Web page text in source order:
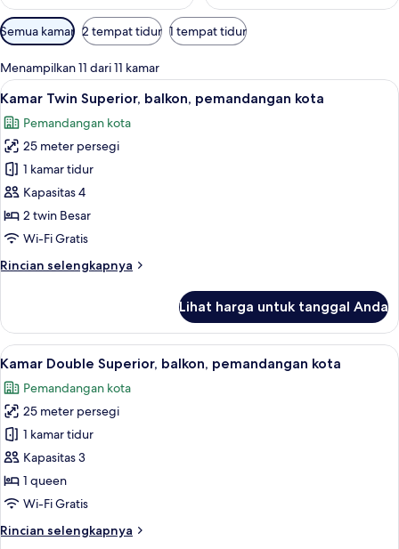
Filter
tersedia
untuk
kamar
Semua kamar 2 tempat tidur 1 tempat tidur
Menampilkan 11 dari 11 kamar
Lihat
semua
foto
untuk
Kamar
Twin
Superior,
balkon,
kota
Kamar Twin Superior, balkon,
9
Kamar Twin Superior, balkon, pemandangan kota
Pemandangan kota
25 meter persegi
1 kamar tidur
Kapasitas 4
2 twin Besar
Wi-Fi Gratis
Rincian selengkapnya
Rincian
Kamar
Twin
Superior,
pemandangan
kota
Lihat harga untuk tanggal Anda
Lihat
semua
foto
untuk
Kamar
Double
Superior,
balkon,
kota
Seprai premium, bantalan ekstra
9
Kamar Double Superior, balkon, pemandangan kota
Pemandangan kota
25 meter persegi
1 kamar tidur
Kapasitas 3
1 queen
Wi-Fi Gratis
Rincian selengkapnya
Rincian